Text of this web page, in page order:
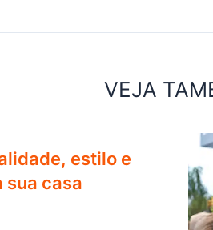
VEJA
estilo e
sua casa